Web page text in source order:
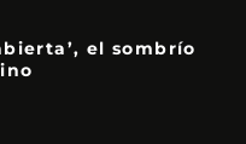
el sombrío